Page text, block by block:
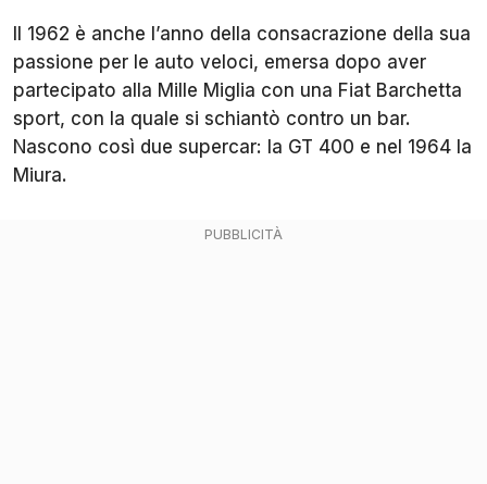
Il 1962 è anche l’anno della consacrazione della sua
passione per le auto veloci, emersa dopo aver
partecipato alla Mille Miglia con una Fiat Barchetta
sport, con la quale si schiantò contro un bar.
Nascono così due supercar: la GT 400 e nel 1964 la
Miura.